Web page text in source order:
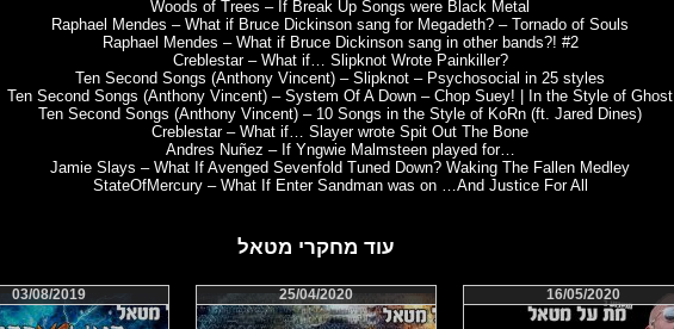
Woods of Trees – If Break Up Songs were Black Metal
Raphael Mendes – What if Bruce Dickinson sang for Megadeth? – Tornado of Souls
Raphael Mendes – What if Bruce Dickinson sang in other bands?! #2
Creblestar – What if… Slipknot Wrote Painkiller?
Ten Second Songs (Anthony Vincent) – Slipknot – Psychosocial in 25 styles
Ten Second Songs (Anthony Vincent) – System Of A Down – Chop Suey! | In the Style of Ghost
Ten Second Songs (Anthony Vincent) – 10 Songs in the Style of KoRn (ft. Jared Dines)
Creblestar – What if… Slayer wrote Spit Out The Bone
Andres Nuñez – If Yngwie Malmsteen played for…
Jamie Slays – What If Avenged Sevenfold Tuned Down? Waking The Fallen Medley
StateOfMercury – What If Enter Sandman was on …And Justice For All
עוד מחקרי מטאל
16/05/2020
25/04/2020
03/08/2019